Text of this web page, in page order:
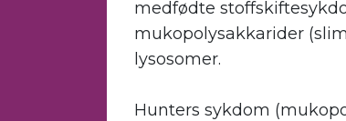
medfødte
mukopolysakkarider
lysosomer.
Hunters sykdom